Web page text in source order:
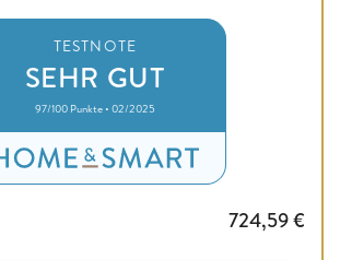
TESTNOTE
SEHR GUT
97/100 Punkte • 02/2025
724,59€